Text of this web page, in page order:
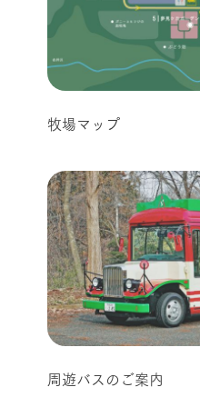
牧場マップ
周遊バスのご案内